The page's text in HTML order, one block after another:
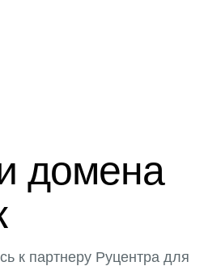
домена
к партнеру Руцентра для